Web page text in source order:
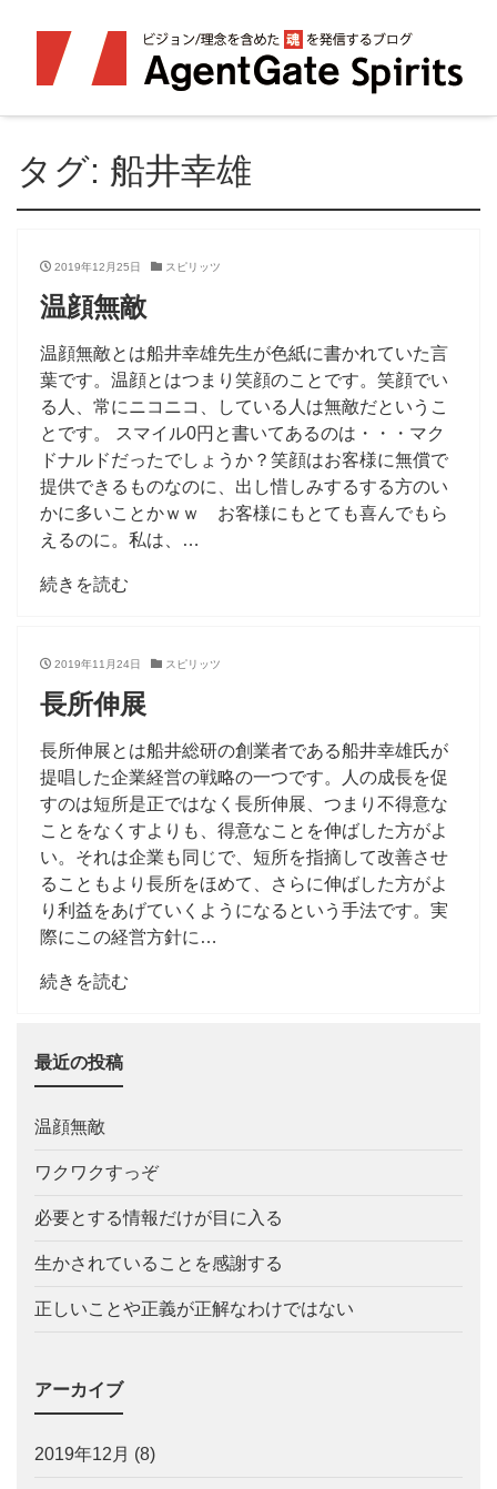
タグ: 船井幸雄
2019年12月25日 スピリッツ
温顔無敵
温顔無敵とは船井幸雄先生が色紙に書かれていた言
葉です。温顔とはつまり笑顔のことです。笑顔でい
る人、常にニコニコ、している人は無敵だというこ
とです。 スマイル0円と書いてあるのは・・・マク
ドナルドだったでしょうか？笑顔はお客様に無償で
提供できるものなのに、出し惜しみするする方のい
かに多いことかｗｗ お客様にもとても喜んでもら
えるのに。私は、…
続きを読む
2019年11月24日 スピリッツ
長所伸展
長所伸展とは船井総研の創業者である船井幸雄氏が
提唱した企業経営の戦略の一つです。人の成長を促
すのは短所是正ではなく長所伸展、つまり不得意な
ことをなくすよりも、得意なことを伸ばした方がよ
い。それは企業も同じで、短所を指摘して改善させ
ることもより長所をほめて、さらに伸ばした方がよ
り利益をあげていくようになるという手法です。実
際にこの経営方針に…
続きを読む
最近の投稿
温顔無敵
ワクワクすっぞ
必要とする情報だけが目に入る
生かされていることを感謝する
正しいことや正義が正解なわけではない
アーカイブ
2019年12月 (8)